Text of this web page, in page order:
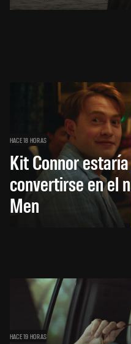
HACE 18 HORAS
Kit Connor
convertirse en el
Men
HACE 19 HORAS